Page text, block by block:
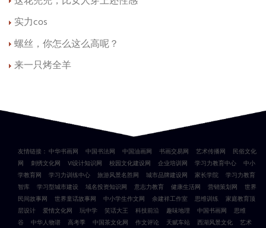
实力cos
螺丝，你怎么这么高呢？
来一只烤全羊
友情链接： 中华书画网 中国书法网 中国油画网 书画交易网 艺术传播网
民俗文化
网
刺绣文化网 VI设计知识网 校园文化建设网 企业培训网 学习力教育中心
中小
学教育网
学习力训练中心 旅游风景名胜网 城市品牌建设网 家长学院
学习力教育
智库
学习型城市建设 域名投资知识网 意志力教育 健康生活网 营销策划网
世界
民间故事网
世界童话故事网 中小学生作文网 余建祥工作室 思维训练
家庭教育顶
层设计
爱情文化网 玩中学 笑话大王 科技前沿 趣味地理 中国书画网
思维
谷
中华人物谱 高考季 中国茶文化网 作文评论 天赋车站 西湖风景文化 艺术